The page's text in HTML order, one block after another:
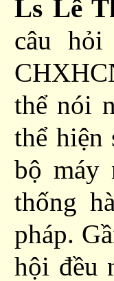
Ls Lê
câu
thể nói
thể hiện
bộ máy
thống
pháp.
hội đều